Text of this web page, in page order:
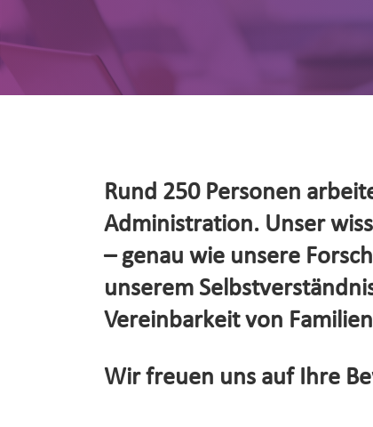
Rund 250 Personen
Administration. Unser
– genau wie unsere
unserem
Vereinbarkeit von
Wir freuen uns auf Ihre